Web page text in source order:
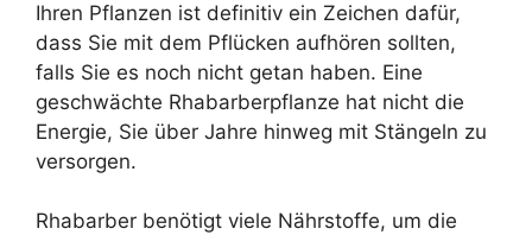
Ihren Pflanzen ist definitiv ein Zeichen dafür,
dass Sie mit dem Pflücken aufhören sollten,
falls Sie es noch nicht getan haben. Eine
geschwächte Rhabarberpflanze hat nicht die
Energie, Sie über Jahre hinweg mit Stängeln zu
versorgen.
Rhabarber benötigt viele Nährstoffe, um die